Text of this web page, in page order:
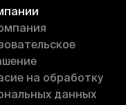
на обработку
данных